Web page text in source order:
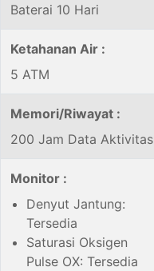
Baterai 10 Hari
Ketahanan Air :
5 ATM
Memori/Riwayat :
200 Jam Data Aktivitas
Monitor :
Denyut Jantung:
Tersedia
Saturasi Oksigen
Pulse OX: Tersedia